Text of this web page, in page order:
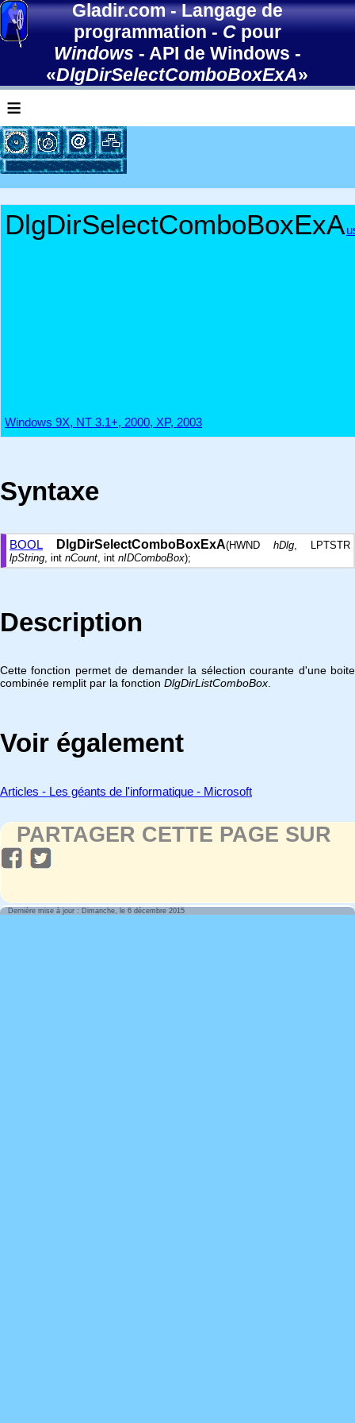
Gladir.com-Langage de
programmation-Cpour
Windows - API de Windows -
«DlgDirSelectComboBoxExA»
≡
DlgDirSelectComboBoxExA
Windows 9X, NT 3.1+, 2000, XP, 2003
Syntaxe
BOOL DlgDirSelectComboBoxExA(HWND hDlg, LPTSTR
lpString, int nCount, int nIDComboBox);
Description
Cette fonction permet de demander la sélection courante d'une boite
combinée remplit par la fonction DlgDirListComboBox
Voir également
Articles - Les géants de l'informatique - Microsoft
PARTAGER CETTE PAGE SUR
Dernière mise à jour : Dimanche, le 6 décembre 2015